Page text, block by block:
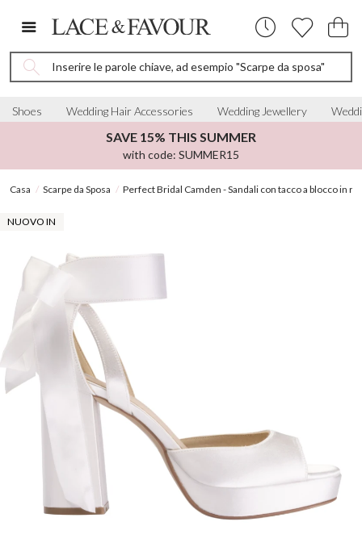
Inserire le parole chiave, ad esempio "Scarpe da sposa"
Shoes Wedding Hair Accessories Wedding Jewellery
SAVE 15% THIS SUMMER
with code: SUMMER15
Casa Scarpe da Sposa Perfect Bridal Camden - Sandali con tacco a blocco in
NUOVO IN